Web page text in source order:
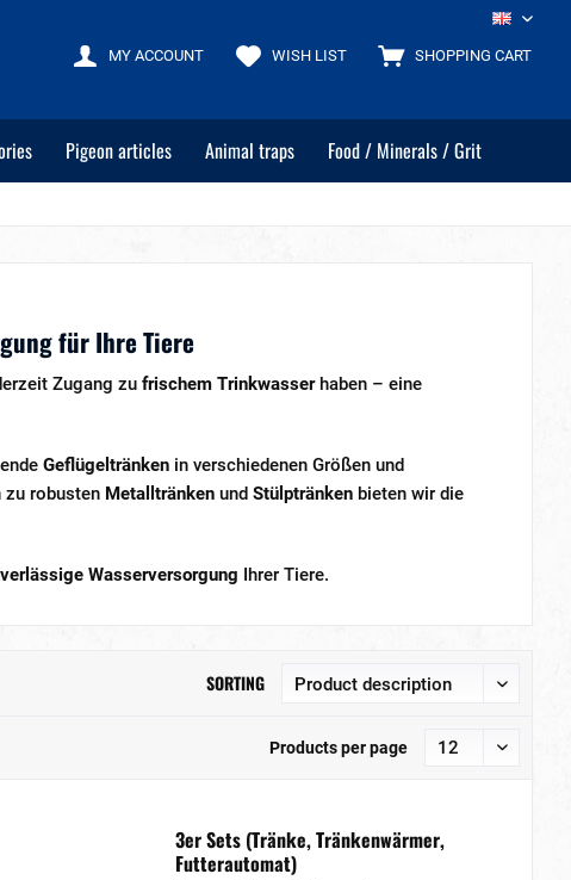
EN
SHOPPING CART
WISH LIST
MY ACCOUNT
Pigeon articles Animal traps Food / Minerals / Grit
für Ihre Tiere
Zugang zu frischem Trinkwasserhaben – eine
Geflügeltränken in verschiedenen Größen und
zu robusten Metalltränken und Stülptränken bieten wir die
Wasserversorgung Ihrer Tiere.
SORTING
Products per page
3er Sets (Tränke, Tränkenwärmer,
Futterautomat)